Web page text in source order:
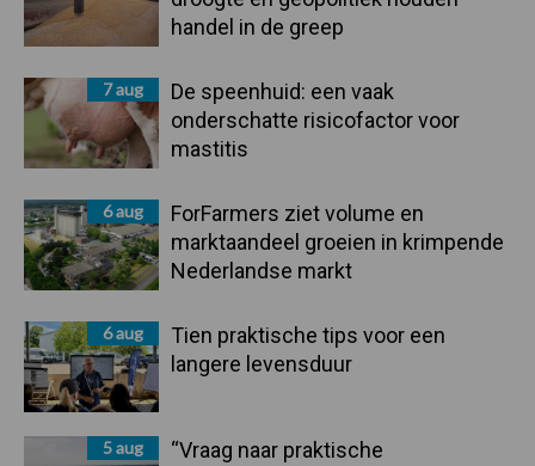
handel in de greep
7 aug
De speenhuid: een vaak
onderschatte risicofactor voor
mastitis
6 aug
ForFarmers ziet volume en
marktaandeel groeien in krimpende
Nederlandse markt
6 aug
Tien praktische tips voor een
langere levensduur
5 aug
“Vraag naar praktische